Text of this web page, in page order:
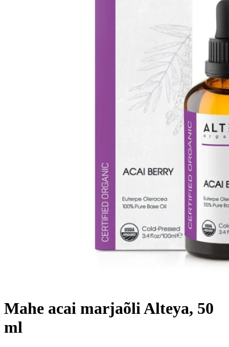
Mahe acai marjaõli Alteya, 50
ml